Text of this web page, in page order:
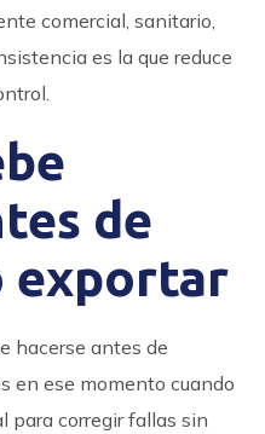
comercial, sanitario,
es la que reduce
de
exportar
hacerse antes de
en ese momento cuando
para corregir fallas sin